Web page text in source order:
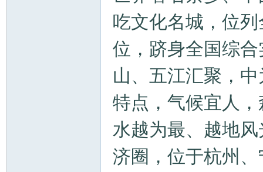
吃文化名城，位
位，跻身全国综
山、五江汇聚，
特点，气候宜人
水越为最、越地
济圈，位于杭州